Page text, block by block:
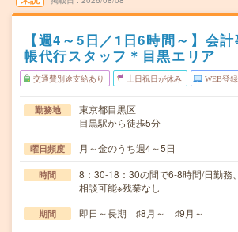
【週4～5日／1日6時間～】会
帳代行スタッフ＊目黒エリア
交通費別途支給あり 土日祝日が休み WEB登
勤務地
東京都目黒区
目黒駅から徒歩5分
曜日頻度 月～金のうち週4～5日
時間
8：30-18：30の間で6-8時間/日勤務
相談可能※残業なし
期間 即日～長期 ♯8月～ ♯9月～